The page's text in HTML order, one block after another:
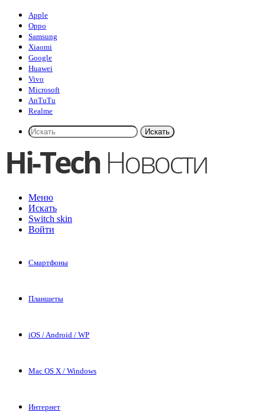
Apple
Oppo
Samsung
Xiaomi
Google
Huawei
Vivo
Microsoft
AnTuTu
Realme
Искать
Меню
Искать
Switch skin
Войти
Смартфоны
Планшеты
iOS / Android / WP
Mac OS X / Windows
Интернет